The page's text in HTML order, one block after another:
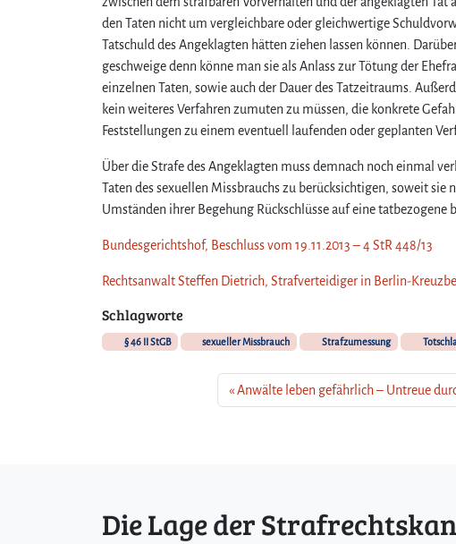
den Taten nicht um vergleichbare oder gleichwertige
Tatschuld des Angeklagten hätten ziehen lassen können.
geschweige denn könne man sie als Anlass zur Tötung der
einzelnen Taten, sowie auch der Dauer des Tatzeitraums.
kein weiteres Verfahren zumuten zu müssen, die konkrete
Feststellungen zu einem eventuell laufenden oder geplanten
Über die Strafe des Angeklagten muss demnach noch einmal
Taten des sexuellen Missbrauchs zu berücksichtigen, soweit
Umständen ihrer Begehung Rückschlüsse auf eine tatbezogene
Bundesgerichtshof, Beschluss vom 19.11.2013 – 4 StR 448/13
Rechtsanwalt Steffen Dietrich, Strafverteidiger in Berlin-
Schlagworte
§ 46 II StGB sexueller Missbrauch Strafzumessung
Anwälte leben gefährlich – Untreue
Die Lage der